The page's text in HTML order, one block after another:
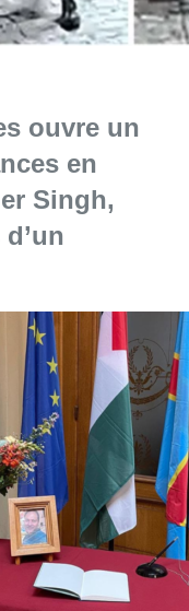
ouvre un
en
Singh,